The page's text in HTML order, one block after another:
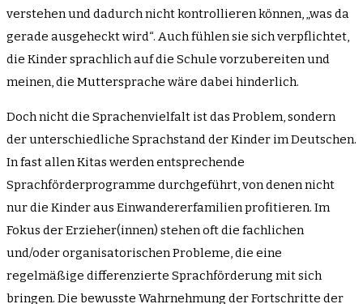
verstehen und dadurch nicht kontrollieren können, „was da
gerade ausgeheckt wird“. Auch fühlen sie sich verpflichtet,
die Kinder sprachlich auf die Schule vorzubereiten und
meinen, die Muttersprache wäre dabei hinderlich.
Doch nicht die Sprachenvielfalt ist das Problem, sondern
der unterschiedliche Sprachstand der Kinder im Deutschen.
In fast allen Kitas werden entsprechende
Sprachförderprogramme durchgeführt, von denen nicht
nur die Kinder aus Einwandererfamilien profitieren. Im
Fokus der Erzieher(innen) stehen oft die fachlichen
und/oder organisatorischen Probleme, die eine
regelmäßige differenzierte Sprachförderung mit sich
bringen. Die bewusste Wahrnehmung der Fortschritte der